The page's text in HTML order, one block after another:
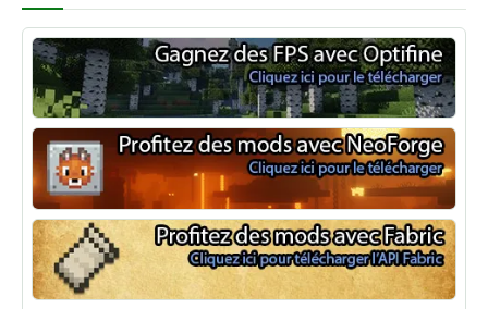
Optifine
NeoForge
Minecraft Fabric